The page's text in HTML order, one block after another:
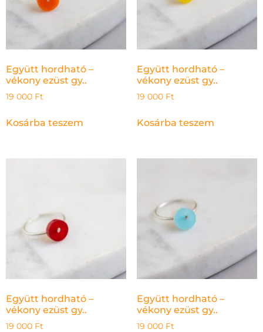
Együtt hordható –
vékony ezüst gy..
19 000 Ft
Kosárba teszem
Együtt hordható –
vékony ezüst gy..
19 000 Ft
Kosárba teszem
Együtt hordható –
vékony ezüst gy..
19 000 Ft
Együtt hordható –
vékony ezüst gy..
19 000 Ft